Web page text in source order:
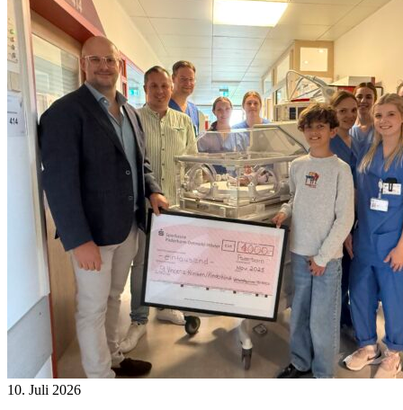
10. Juli 2026